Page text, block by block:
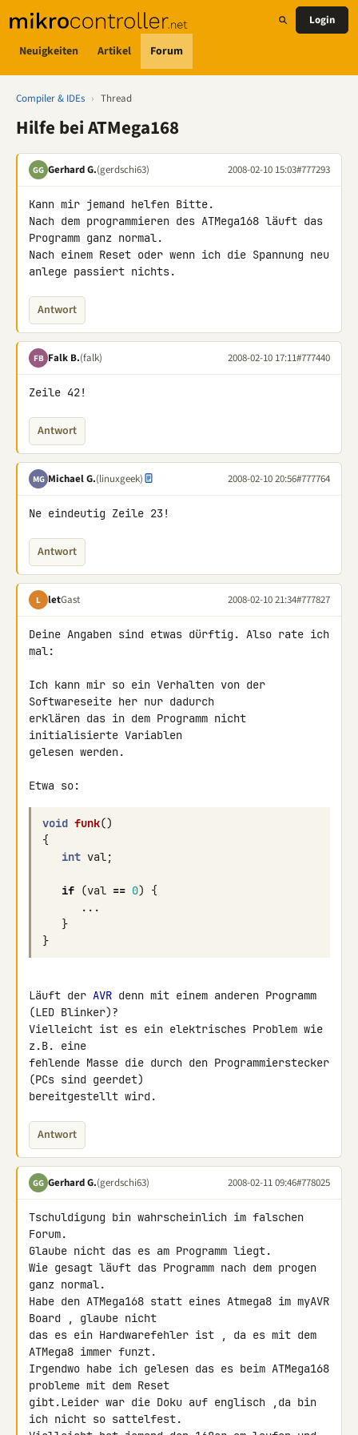
Neuigkeiten Artikel Forum
Login
Compiler & IDEs › Thread
Hilfe bei ATMega168
GG Gerhard G.(gerdschi63) 2008-02-10 15:03#777293
Kann mir jemand helfen Bitte.
Nach dem programmieren des ATMega168 läuft das
Programm ganz normal.
Nach einem Reset oder wenn ich die Spannung neu
anlege passiert nichts.
Antwort
FB Falk B.(falk) 2008-02-10 17:11#777440
Zeile 42!
Antwort
MG Michael G.(linuxgeek) 2008-02-10 20:56#777764
Ne eindeutig Zeile 23!
Antwort
L letGast 2008-02-10 21:34#777827
Deine Angaben sind etwas dürftig. Also rate ich
mal:
Ich kann mir so ein Verhalten von der
Softwareseite her nur dadurch
erklären das in dem Programm nicht
initialisierte Variablen
gelesen werden.
Etwa so:
void funk()
{
int val;
if (val == 0)
{
...
}
}
Läuft der AVR denn mit einem anderen Programm
(LED Blinker)?
Vielleicht ist es ein elektrisches Problem wie
z.B. eine
fehlende Masse die durch den Programmierstecker
(PCs sind geerdet)
bereitgestellt wird.
Antwort
GG Gerhard G.(gerdschi63) 2008-02-11 09:46#778025
Tschuldigung bin wahrscheinlich im falschen
Forum.
Glaube nicht das es am Programm liegt.
Wie gesagt läuft das Programm nach dem progen
ganz normal.
Habe den ATMega168 statt eines Atmega8 im myAVR
Board , glaube nicht
das es ein Hardwarefehler ist , da es mit dem
ATMega8 immer funzt.
Irgendwo habe ich gelesen das es beim ATMega168
probleme mit dem Reset
gibt.Leider war die Doku auf englisch ,da bin
ich nicht so sattelfest.